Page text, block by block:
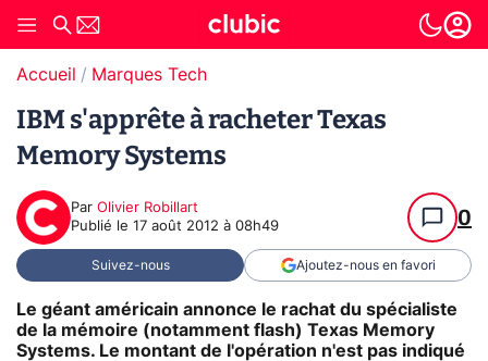
Accueil Marques Tech
IBM s'apprête à racheter Texas
Memory Systems
Par Olivier Robillart
Publié le 17 août 2012 à 08h49 0
Suivez-nous Ajoutez-nous en favori
Le géant américain annonce le rachat du spécialiste
de la mémoire (notamment flash) Texas Memory
Systems. Le montant de l'opération n'est pas indiqué